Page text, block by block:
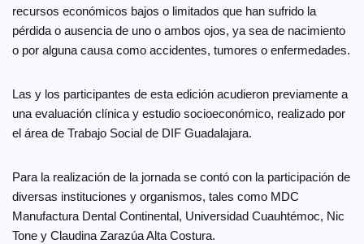
recursos económicos bajos o limitados que han sufrido la
pérdida o ausencia de uno o ambos ojos, ya sea de nacimiento
o por alguna causa como accidentes, tumores o enfermedades.
Las y los participantes de esta edición acudieron previamente a
una evaluación clínica y estudio socioeconómico, realizado por
el área de Trabajo Social de DIF Guadalajara.
Para la realización de la jornada se contó con la participación de
diversas instituciones y organismos, tales como MDC
Manufactura Dental Continental, Universidad Cuauhtémoc, Nic
Tone y Claudina Zarazúa Alta Costura.